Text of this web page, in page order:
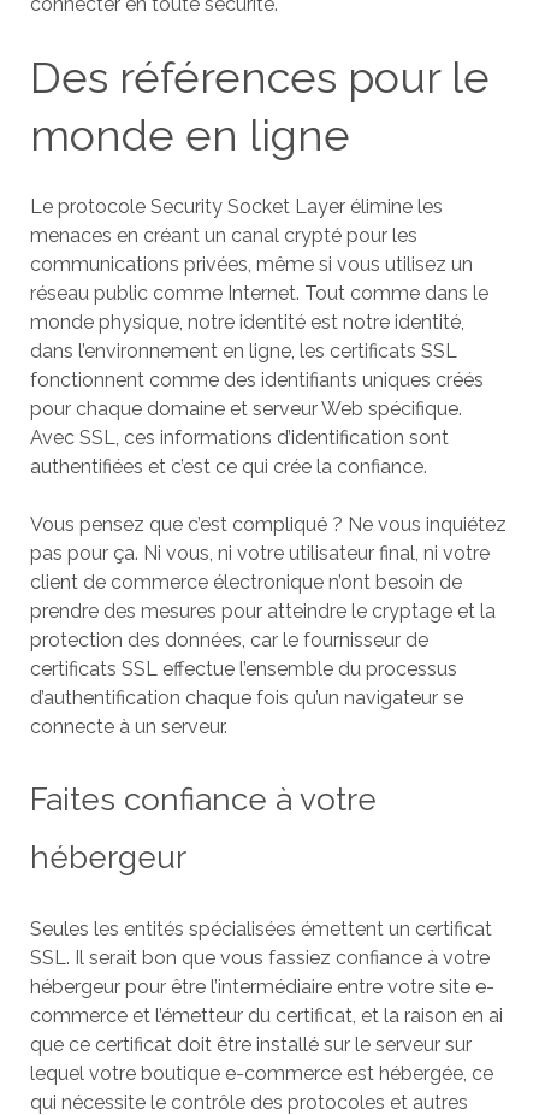
Des références pour le
monde en ligne
Le protocole Security Socket Layer élimine les
menaces en créant un canal crypté pour les
communications privées, même si vous utilisez un
réseau public comme Internet. Tout comme dans le
monde physique, notre identité est notre identité,
dans l’environnement en ligne, les certificats SSL
fonctionnent comme des identifiants uniques créés
pour chaque domaine et serveur Web spécifique.
Avec SSL, ces informations d’identification sont
authentifiées et c’est ce qui crée la confiance.
Vous pensez que c’est compliqué ? Ne vous inquiétez
pas pour ça. Ni vous, ni votre utilisateur final, ni votre
client de commerce électronique n’ont besoin de
prendre des mesures pour atteindre le cryptage et la
protection des données, car le fournisseur de
certificats SSL effectue l’ensemble du processus
d’authentification chaque fois qu’un navigateur se
connecte à un serveur.
Faites confiance à votre
hébergeur
Seules les entités spécialisées émettent un certificat
SSL. Il serait bon que vous fassiez confiance à votre
hébergeur pour être l’intermédiaire entre votre site e-
commerce et l’émetteur du certificat, et la raison en ai
que ce certificat doit être installé sur le serveur sur
lequel votre boutique e-commerce est hébergée, ce
qui nécessite le contrôle des protocoles et autres